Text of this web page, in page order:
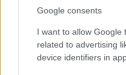
Google consents
I want to allow Google
related to advertising
device identifiers in
Η αντίδραση της
Η OpenAI, δήλωσε
αρχές για την